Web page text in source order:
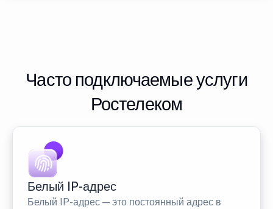
Часто подключаемые услуги
Ростелеком
Белый IP-адрес
Белый IP-адрес — это постоянный адрес в